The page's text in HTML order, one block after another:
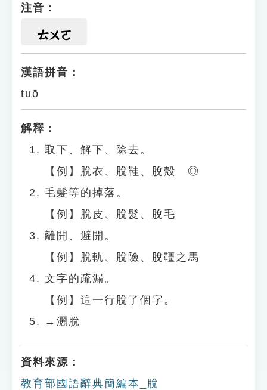
注音：
ㄊㄨㄛ
漢語拼音：
tuō
解釋：
取下、解下、除去。
【例】脫衣、脫鞋、脫殼 ◎
毛髮等的掉落。
【例】脫皮、脫髮、脫毛
離開、避開。
【例】脫軌、脫險、脫韁之馬
文字的疏漏。
【例】這一行脫了個字。
→灑脫
資料來源：
教育部國語辭典簡編本_脫